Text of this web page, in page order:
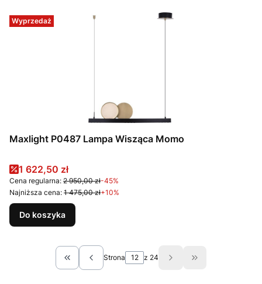
Wyprzedaż
Maxlight P0487 Lampa Wisząca Momo
Cena promocyjna
1 622,50 zł
Cena regularna: 2 950,00 zł-45%
Najniższa cena: 1 475,00 zł+10%
Do koszyka
Wróć do pierwszej strony z produktami
Strona z 24 Przejdź do